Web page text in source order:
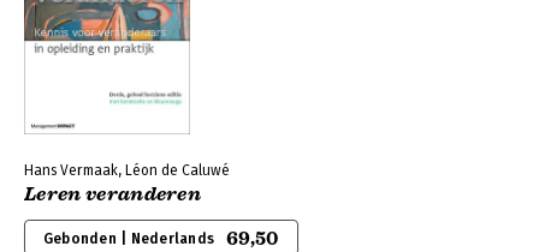
Hans Vermaak, Léon de Caluwé
Leren veranderen
Gebonden | Nederlands 69,50